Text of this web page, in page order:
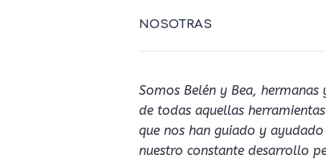
NOSOTRAS
Somos Belén y Bea, hermanas
de todas aquellas
que nos han guiado y ayudado
nuestro constante desarrollo